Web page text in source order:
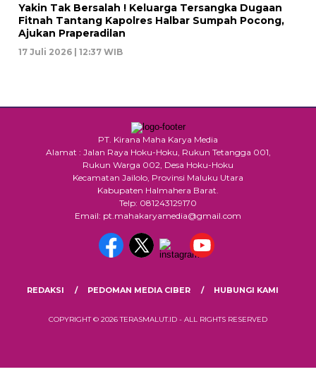
Yakin Tak Bersalah ! Keluarga Tersangka Dugaan
Fitnah Tantang Kapolres Halbar Sumpah Pocong,
Ajukan Praperadilan
17 Juli 2026 | 12:37 WIB
PT. Kirana Maha Karya Media
Alamat : Jalan Raya Hoku-Hoku, Rukun Tetangga 001,
Rukun Warga 002, Desa Hoku-Hoku
Kecamatan Jailolo, Provinsi Maluku Utara
Kabupaten Halmahera Barat.
Telp: 081243129170
Email: pt.mahakaryamedia@gmail.com
REDAKSI PEDOMAN MEDIA CIBER HUBUNGI KAMI
COPYRIGHT © 2026 TERASMALUT.ID - ALL RIGHTS RESERVED